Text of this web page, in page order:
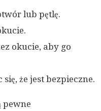
lub pętlę.
okucie, aby go
że jest bezpieczne.
pewne